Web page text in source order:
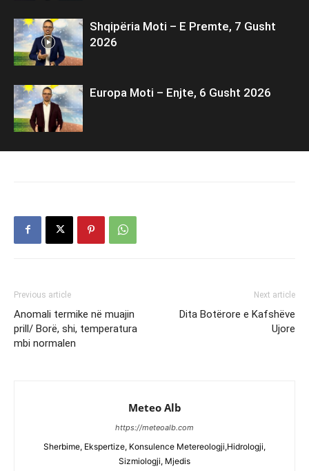
Shqipëria Moti – E Premte, 7 Gusht
2026
Europa Moti – Enjte, 6 Gusht 2026
Previous article
Anomali termike në muajin
prill/ Borë, shi, temperatura
mbi normalen
Next article
Dita Botërore e Kafshëve
Ujore
Meteo Alb
https://meteoalb.com
Sherbime, Ekspertize, Konsulence Metereologji,Hidrologji,
Sizmiologji, Mjedis